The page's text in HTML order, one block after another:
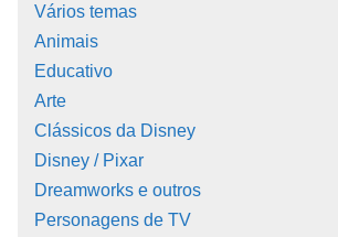
Vários temas
Animais
Educativo
Arte
Clássicos da Disney
Disney / Pixar
Dreamworks e outros
Personagens de TV